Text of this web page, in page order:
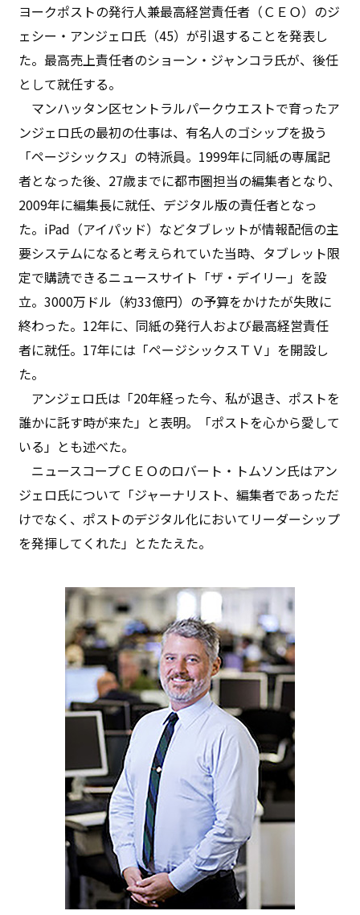
ヨークポストの発行人兼最高経営責任者（ＣＥＯ）のジ
ェシー・アンジェロ氏（45）が引退することを発表し
た。最高売上責任者のショーン・ジャンコラ氏が、後任
として就任する。
マンハッタン区セントラルパークウエストで育ったア
ンジェロ氏の最初の仕事は、有名人のゴシップを扱う
「ページシックス」の特派員。1999年に同紙の専属記
者となった後、27歳までに都市圏担当の編集者となり、
2009年に編集長に就任、デジタル版の責任者となっ
た。iPad（アイパッド）などタブレットが情報配信の主
要システムになると考えられていた当時、タブレット限
定で購読できるニュースサイト「ザ・デイリー」を設
立。3000万ドル（約33億円）の予算をかけたが失敗に
終わった。12年に、同紙の発行人および最高経営責任
者に就任。17年には「ページシックスＴＶ」を開設し
た。
アンジェロ氏は「20年経った今、私が退き、ポストを
誰かに託す時が来た」と表明。「ポストを心から愛して
いる」とも述べた。
ニュースコープＣＥＯのロバート・トムソン氏はアン
ジェロ氏について「ジャーナリスト、編集者であっただ
けでなく、ポストのデジタル化においてリーダーシップ
を発揮してくれた」とたたえた。